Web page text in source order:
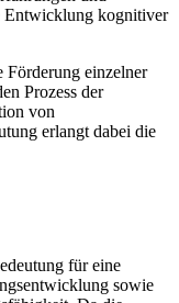
Entwicklung kognitiver
Förderung einzelner
Prozess der
von
erlangt dabei die
für eine
sowie